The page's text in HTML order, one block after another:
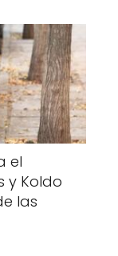
el
y Koldo
las